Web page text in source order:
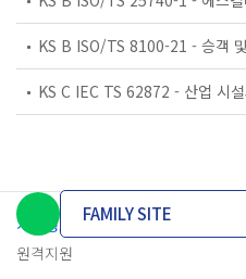
개인정보처리방침 이용약관
원격지원
FAMILY SITE